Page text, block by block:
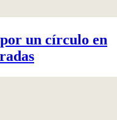
un círculo en